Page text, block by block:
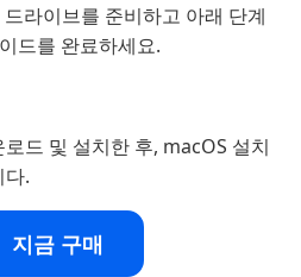
라이브를 준비하고 아래 단계
드를 완료하세요.
드 및 설치한 후, macOS 설치
.
지금 구매